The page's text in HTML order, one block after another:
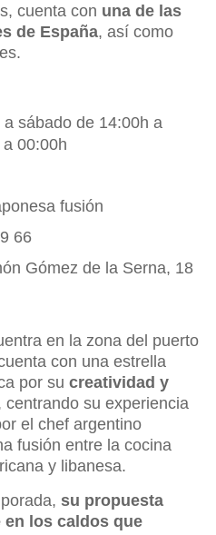
cuenta con una de las
de España, así como
sábado de 14:00h a
00:00h
fusión
66
Gómez de la Serna, 18
en la zona del puerto
con una estrella
por su creatividad y
centrando su experiencia
el chef argentino
fusión entre la cocina
y libanesa.
su propuesta
en los caldos que